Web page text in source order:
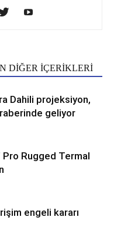
DİĞER İÇERİKLERİ
Dahili projeksiyon,
geliyor
Pro Rugged Termal
engeli kararı